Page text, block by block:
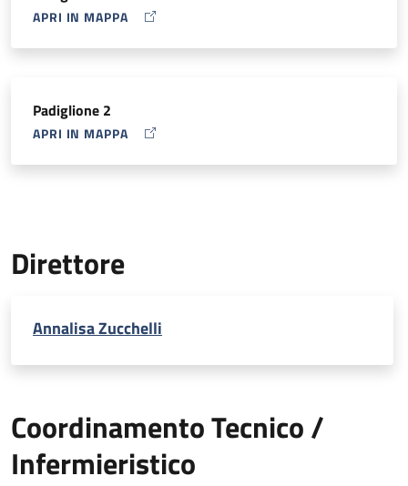
APRI IN MAPPA
MAP ICON
Padiglione 2
APRI IN MAPPA
MAP ICON
Direttore
Annalisa Zucchelli
Coordinamento Tecnico /
Infermieristico